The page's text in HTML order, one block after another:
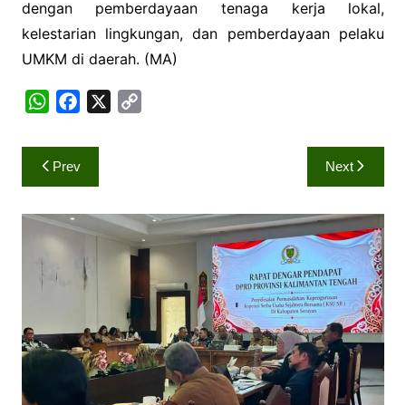
dengan pemberdayaan tenaga kerja lokal,
kelestarian lingkungan, dan pemberdayaan pelaku
UMKM di daerah. (MA)
W
a
t
A
p
c
e
o
k
i
n
Navigasi
pos
Prev Next